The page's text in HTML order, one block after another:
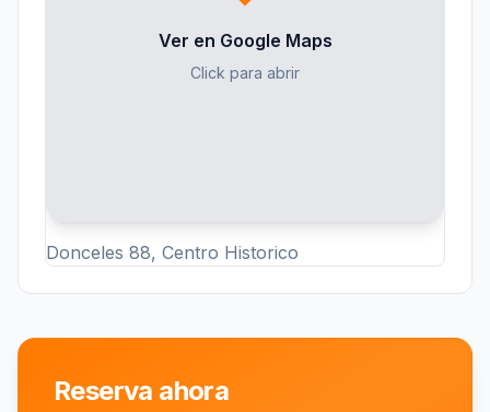
Ver en Google Maps
Click para abrir
Donceles 88, Centro Historico
Reserva ahora